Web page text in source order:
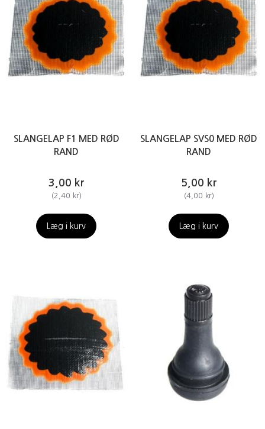
SLANGELAP F1 MED RØD
RAND
3,00 kr
(2,40 kr)
Læg i kurv
SLANGELAP SVS0 MED RØD
RAND
5,00 kr
(4,00 kr)
Læg i kurv